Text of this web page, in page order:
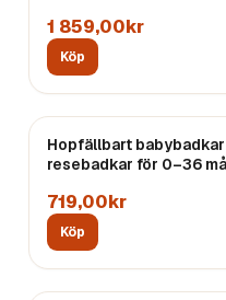
1 859,00kr
Köp
Hopfällbart
resebadkar för 0–36
719,00kr
Köp